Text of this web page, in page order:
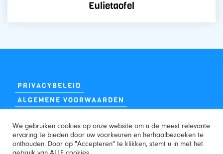
Eulietaofel
PRIVACYBELEID
ALGEMENE VOORWAARDEN
We gebruiken cookies op onze website om u de meest relevante
ervaring te bieden door uw voorkeuren en herhaalbezoeken te
onthouden. Door op "Accepteren" te klikken, stemt u in met het